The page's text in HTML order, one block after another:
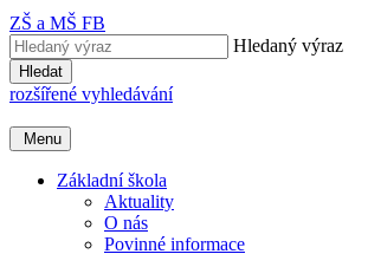
ZŠ a MŠ FB
Hledaný výraz
Hledat
rozšířené vyhledávání
Menu
Základní škola
Aktuality
O nás
Povinné informace